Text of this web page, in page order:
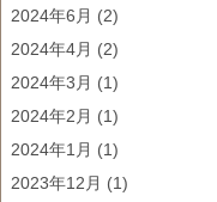
2024年6月 (2)
2024年4月 (2)
2024年3月 (1)
2024年2月 (1)
2024年1月 (1)
2023年12月 (1)